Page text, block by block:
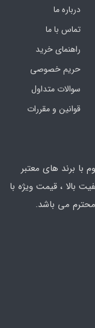
درباره ما
تماس با ما
راهنمای خرید
حریم خصوصی
سوالات متداول
قوانین و مقررات
با برند های معتبر
بالا ، قیمت ویژه با
می باشد.